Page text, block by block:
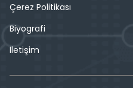
Çerez Politikası
Biyografi
İletişim